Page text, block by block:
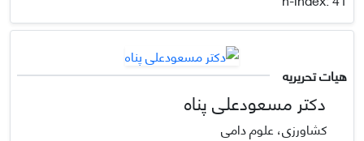
هیات تحریریه
دکتر مسعودعلی پناه
کشاورزی، علوم دامی